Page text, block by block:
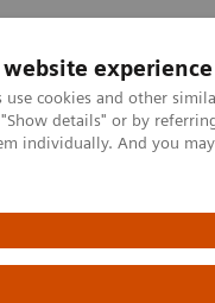
experience
use cookies and other
details" or by
individually. And you
Clínicas e
Digital